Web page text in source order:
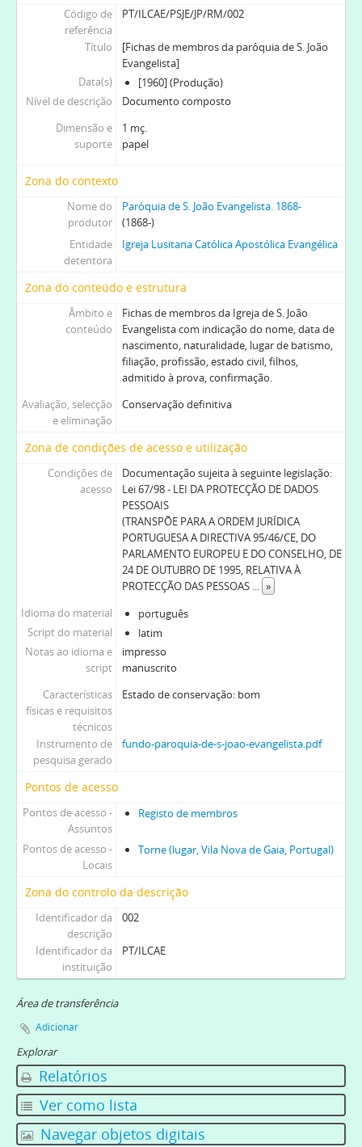
[Documento composto] 001 - [Listas de membros da paróquia de S. João Evangelista e da paróquia do Bom Pastor], 1968
[Série] RCL - Registos de celebrações litúrgicas, 1924-01-02-1999-12-28
[Série] RCF - Registos de confirmações, 1928-1990-06-03
[Série] IRB - Impressos com indicações necessárias para o registo de batismos, 1970-1980-01-07
[Série] OC - Registo de ordens de culto, 1938-08-18-1957-06-13
[Secção] AR - Administração religiosa, 1880-
[Secção] GF - Gestão Financeira, 1897-2002
[Secção] RI - Relações Institucionais, 1926-03-25-1970
[Secção] ED - Escola Dominical, 1972-01-02-1992-07-19
[Subfundo] MPUE - Monte Pio das Uniões Evangélicas. Fl. 1913-1914, 1913-1914
[Subfundo] SESM - Sociedade Evangélica de Socorros Mútuos, 1893-02-02-1914-01-25
[Subfundo] LECT - Liga do Esforço Cristão do Torne, 1903-1975
Código de
referência
PT/ILCAE/PSJE/JP/RM/002
Título
[Fichas de membros da paróquia de S. João
Evangelista]
Data(s)
[1960] (Produção)
Nível de descrição
Documento composto
Dimensão e
suporte
1 mç.
papel
Zona do contexto
Nome do
produtor
Paróquia de S. João Evangelista. 1868-
(1868-)
Entidade
detentora
Igreja Lusitana Católica Apostólica Evangélica
Zona do conteúdo e estrutura
Âmbito e
conteúdo
Fichas de membros da Igreja de S. João
Evangelista com indicação do nome, data de
nascimento, naturalidade, lugar de batismo,
filiação, profissão, estado civil, filhos,
admitido à prova, confirmação.
Avaliação, selecção
e eliminação
Conservação definitiva
Zona de condições de acesso e utilização
Condições de
acesso
Documentação sujeita à seguinte legislação:
Lei 67/98 - LEI DA PROTECÇÃO DE DADOS
PESSOAIS
(TRANSPÕE PARA A ORDEM JURÍDICA
PORTUGUESA A DIRECTIVA 95/46/CE, DO
PARLAMENTO EUROPEU E DO CONSELHO, DE
24 DE OUTUBRO DE 1995, RELATIVA À
PROTECÇÃO DAS PESSOAS
»
Idioma do material
português
Script do material
latim
Notas ao idioma e
script
impresso
manuscrito
Características
físicas e requisitos
técnicos
Estado de conservação: bom
Instrumento de
pesquisa gerado
fundo-paroquia-de-s-joao-evangelista.pdf
Pontos de acesso
Pontos de acesso -
Assuntos
Registo de membros
Pontos de acesso -
Locais
Torne (lugar, Vila Nova de Gaia, Portugal)
Zona do controlo da descrição
Identificador da
descrição
002
Identificador da
instituição
PT/ILCAE
Área de transferência
Adicionar
Explorar
Relatórios
Ver como lista
Navegar objetos digitais